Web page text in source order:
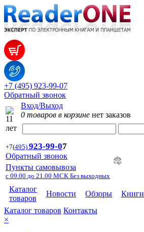
+7 (495) 923-99-07
Обратный звонок
Вход/Выход
0 товаров в корзине нет заказов
+7(495) 923-99-07
Обратный звонок
Пункты самовывоза
с 09.00 до 21.00 МСК Без выходных
Каталог
товаров
Новости Обзоры Книги
Каталог товаров Контакты
×